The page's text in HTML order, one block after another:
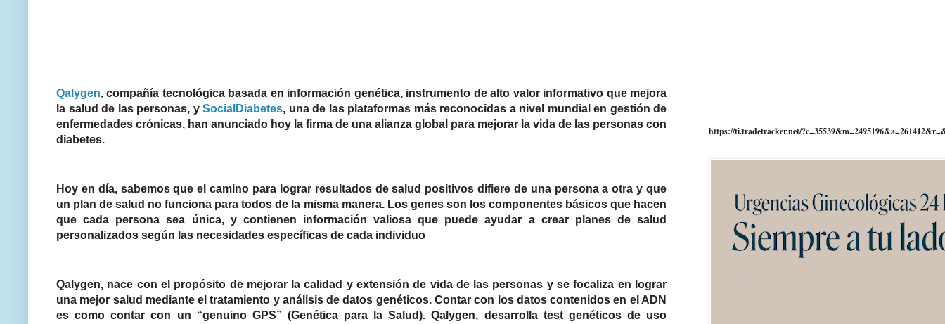
Qalygen, compañía tecnológica basada en información genética, instrumento de alto valor informativo que mejora
la salud de las personas, y SocialDiabetes, una de las plataformas más reconocidas a nivel mundial en gestión de
enfermedades crónicas, han anunciado hoy la firma de una alianza global para mejorar la vida de las personas con
diabetes.
Hoy en día, sabemos que el camino para lograr resultados de salud positivos difiere de una persona a otra y que
un plan de salud no funciona para todos de la misma manera. Los genes son los componentes básicos que hacen
que cada persona sea única, y contienen información valiosa que puede ayudar a crear planes de salud
personalizados según las necesidades específicas de cada individuo
Qalygen, nace con el propósito de mejorar la calidad y extensión de vida de las personas y se focaliza en lograr
una mejor salud mediante el tratamiento y análisis de datos genéticos. Contar con los datos contenidos en el ADN
es como contar con un “genuino GPS” (Genética para la Salud). Qalygen, desarrolla test genéticos de uso
https://ti.tradetracker.net/